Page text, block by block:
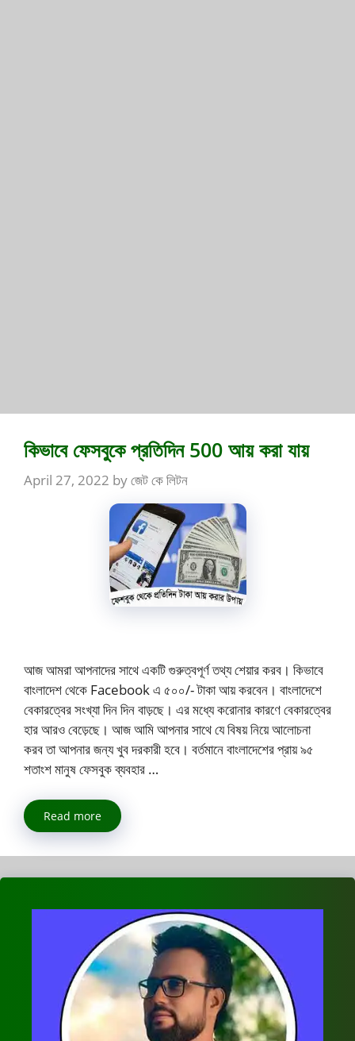
কিভাবে ফেসবুকে প্রতিদিন 500 আয় করা যায়
April 27, 2022 byজেট কে লিটন
আজ আমরা আপনাদের সাথে একটি গুরুত্বপূর্ণ তথ্য শেয়ার করব। কিভাবে
বাংলাদেশ থেকে Facebook এ ৫০০/- টাকা আয় করবেন। বাংলাদেশে
বেকারত্বের সংখ্যা দিন দিন বাড়ছে। এর মধ্যে করোনার কারণে বেকারত্বের
হার আরও বেড়েছে। আজ আমি আপনার সাথে যে বিষয় নিয়ে আলোচনা
করব তা আপনার জন্য খুব দরকারী হবে। বর্তমানে বাংলাদেশের প্রায় ৯৫
শতাংশ মানুষ ফেসবুক ব্যবহার …
Read more